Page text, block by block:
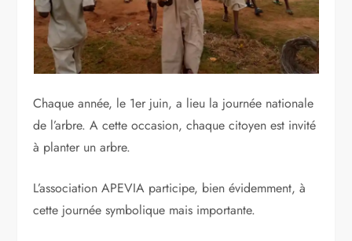
Chaque année, le 1er juin, a lieu la journée nationale
de l’arbre. A cette occasion, chaque citoyen est invité
à planter un arbre.
L’association APEVIA participe, bien évidemment, à
cette journée symbolique mais importante.